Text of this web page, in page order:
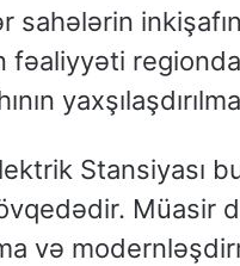
sahələrin
fəaliyyəti
Stansiyası
Müasir
və